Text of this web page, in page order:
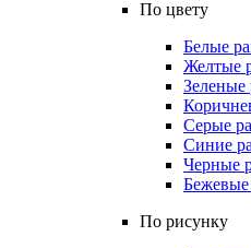
По цвету
Белые
Желтые
Зеленые
Серые
Синие
Черные
По рисунку